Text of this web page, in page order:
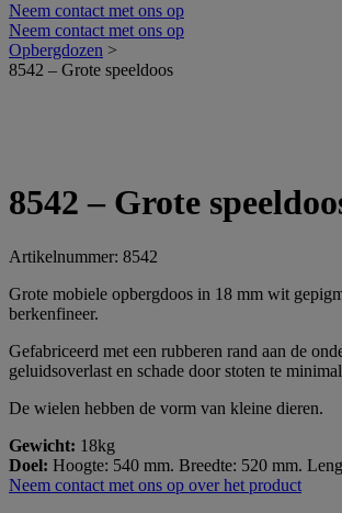
Neem contact met ons op
Neem contact met ons op
Opbergdozen >
8542 – Grote speeldoos
8542 – Grote
Artikelnummer: 8542
Grote mobiele opbergdoos in 18 mm wit
berkenfineer.
Gefabriceerd met een rubberen rand aan de
geluidsoverlast en schade door stoten te
De wielen hebben de vorm van kleine dieren.
Gewicht: 18kg
Doel: Hoogte: 540 mm. Breedte: 520 mm.
Neem contact met ons op over het product